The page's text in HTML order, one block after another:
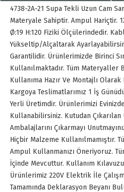
4738-2A-21 Supa Tekli Uzun Cam
Materyale Sahiptir. Ampul Hariçtir.
Ø:19 H:120 Fiziki Ölçülerindedir.
Yükseltip/Alçaltarak
Garantilidir. Ürünlerimizde Birinci
Kullanılmaktadır. Tüm Materyaller
Kullanıma Hazır Ve Montajlı Olarak
Kargoya Teslimatlarımız 1 İş
Yerli Üretimdir. Ürünlerimizi
Kullanabilirsiniz. Kutudan
Ambalajlarını Çıkarmayı
Hiçbir Malzeme Kullanılmamıştır.
Ampul Kullanmanızı Öneriyoruz.
İçinde Mevcuttur. Kullanım
Ürünlerimiz 220V Elektrik İle
Tamamında Deklarasyon Beyanı